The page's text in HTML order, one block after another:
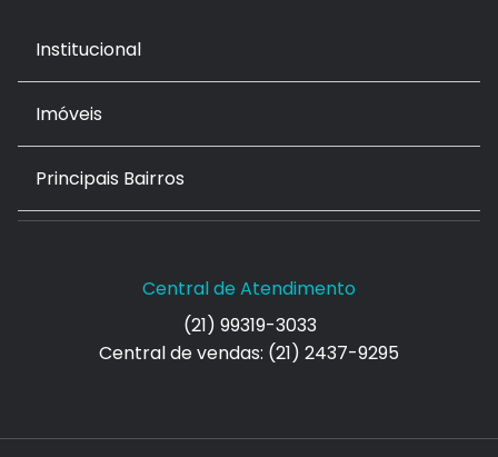
Institucional
Imóveis
Principais Bairros
Central de Atendimento
(21) 99319-3033
Central de vendas: (21) 2437-9295